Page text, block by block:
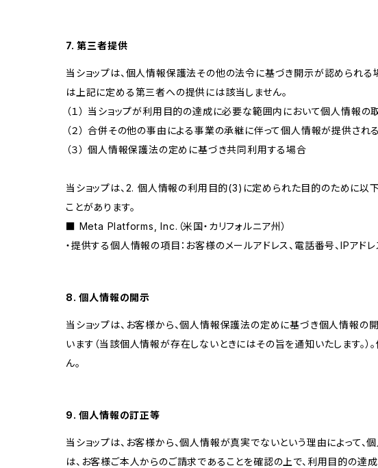
7. 第三者提供
当ショップは、個人情報保護法その他の法令に基づき開示が認められ
は上記に定める第三者への提供には該当しません。
（１） 当ショップが利用目的の達成に必要な範囲内において個人情報
（２） 合併その他の事由による事業の承継に伴って個人情報が提供され
（３） 個人情報保護法の定めに基づき共同利用する場合
当ショップは、2. 個人情報の利用目的(3)に定められた目的のために以
ことがあります。
■ Meta Platforms, Inc.（米国・カリフォルニア州）
・提供する個人情報の項目：お客様のメールアドレス、電話番号、IPア
8. 個人情報の開示
当ショップは、お客様から、個人情報保護法の定めに基づき個人情報の
います（当該個人情報が存在しないときにはその旨を通知いたします。
ん。
9. 個人情報の訂正等
当ショップは、お客様から、個人情報が真実でないという理由によって
は、お客様ご本人からのご請求であることを確認の上で、利用目的の達